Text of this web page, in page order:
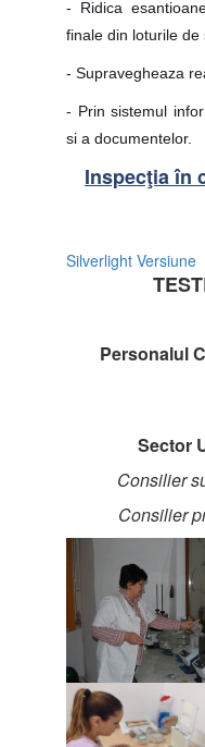
- Ridica
finale din loturile
- Supravegheaza
- Prin sistemul
si a documentelor.
Inspecţia în
Silverlight Versiune
Personalul
Sector
Consilier
Consilier